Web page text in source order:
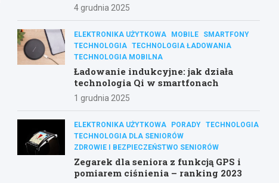
4 grudnia 2025
ELEKTRONIKA UŻYTKOWA MOBILE
SMARTFONY
TECHNOLOGIA TECHNOLOGIA ŁADOWANIA
TECHNOLOGIA MOBILNA
Ładowanie indukcyjne: jak działa
technologia Qi w smartfonach
1 grudnia 2025
ELEKTRONIKA UŻYTKOWA PORADY TECHNOLOGIA
TECHNOLOGIA DLA SENIORÓW
ZDROWIE I BEZPIECZEŃSTWO SENIORÓW
Zegarek dla seniora z funkcją GPS i
pomiarem ciśnienia – ranking 2023